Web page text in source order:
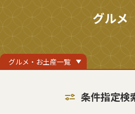
グルメ
グルメ・お土産一覧
条件指定検